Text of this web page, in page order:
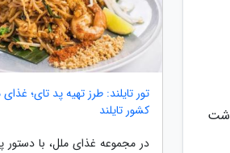
تور تایلند: طرز تهیه پد تای؛
کشور تایلند
در مجموعه غذای ملل، با